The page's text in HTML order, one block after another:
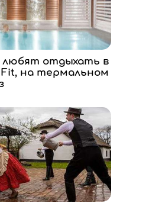
любят отдыхать в
на термальном